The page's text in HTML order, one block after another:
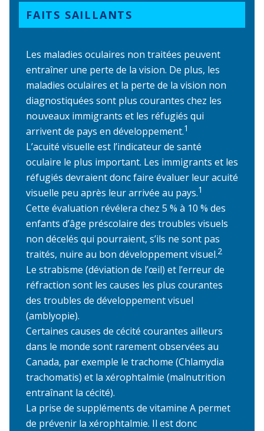
FAITS SAILLANTS
Les maladies oculaires non traitées peuvent
entraîner une perte de la vision. De plus, les
maladies oculaires et la perte de la vision non
diagnostiquées sont plus courantes chez les
nouveaux immigrants et les réfugiés qui
arrivent de pays en développement.1
L’acuité visuelle est l’indicateur de santé
oculaire le plus important. Les immigrants et les
réfugiés devraient donc faire évaluer leur acuité
visuelle peu après leur arrivée au pays.1
Cette évaluation révélera chez 5 % à 10 % des
enfants d’âge préscolaire des troubles visuels
non décelés qui pourraient, s’ils ne sont pas
traités, nuire au bon développement visuel.2
Le strabisme (déviation de l’œil) et l’erreur de
réfraction sont les causes les plus courantes
des troubles de développement visuel
(amblyopie).
Certaines causes de cécité courantes ailleurs
dans le monde sont rarement observées au
Canada, par exemple le trachome (Chlamydia
trachomatis) et la xérophtalmie (malnutrition
entraînant la cécité).
La prise de suppléments de vitamine A permet
de prévenir la xérophtalmie. Il est donc